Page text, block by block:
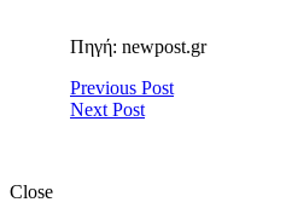
Πηγή: newpost.gr
Previous Post
Next Post
Close